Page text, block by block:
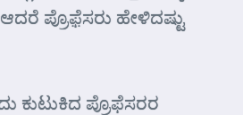
ಪ್ರೊಫ಼ೆಸರು ಹೇಳಿದಷ್ಟು
ಕುಟುಕಿದ ಪ್ರೊಫೆಸರರ